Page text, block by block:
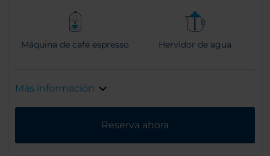
Máquina de café espresso Hervidor de agua
Más información
Reserva ahora